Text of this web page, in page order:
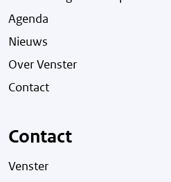
Agenda
Nieuws
Over Venster
Contact
Contact
Venster